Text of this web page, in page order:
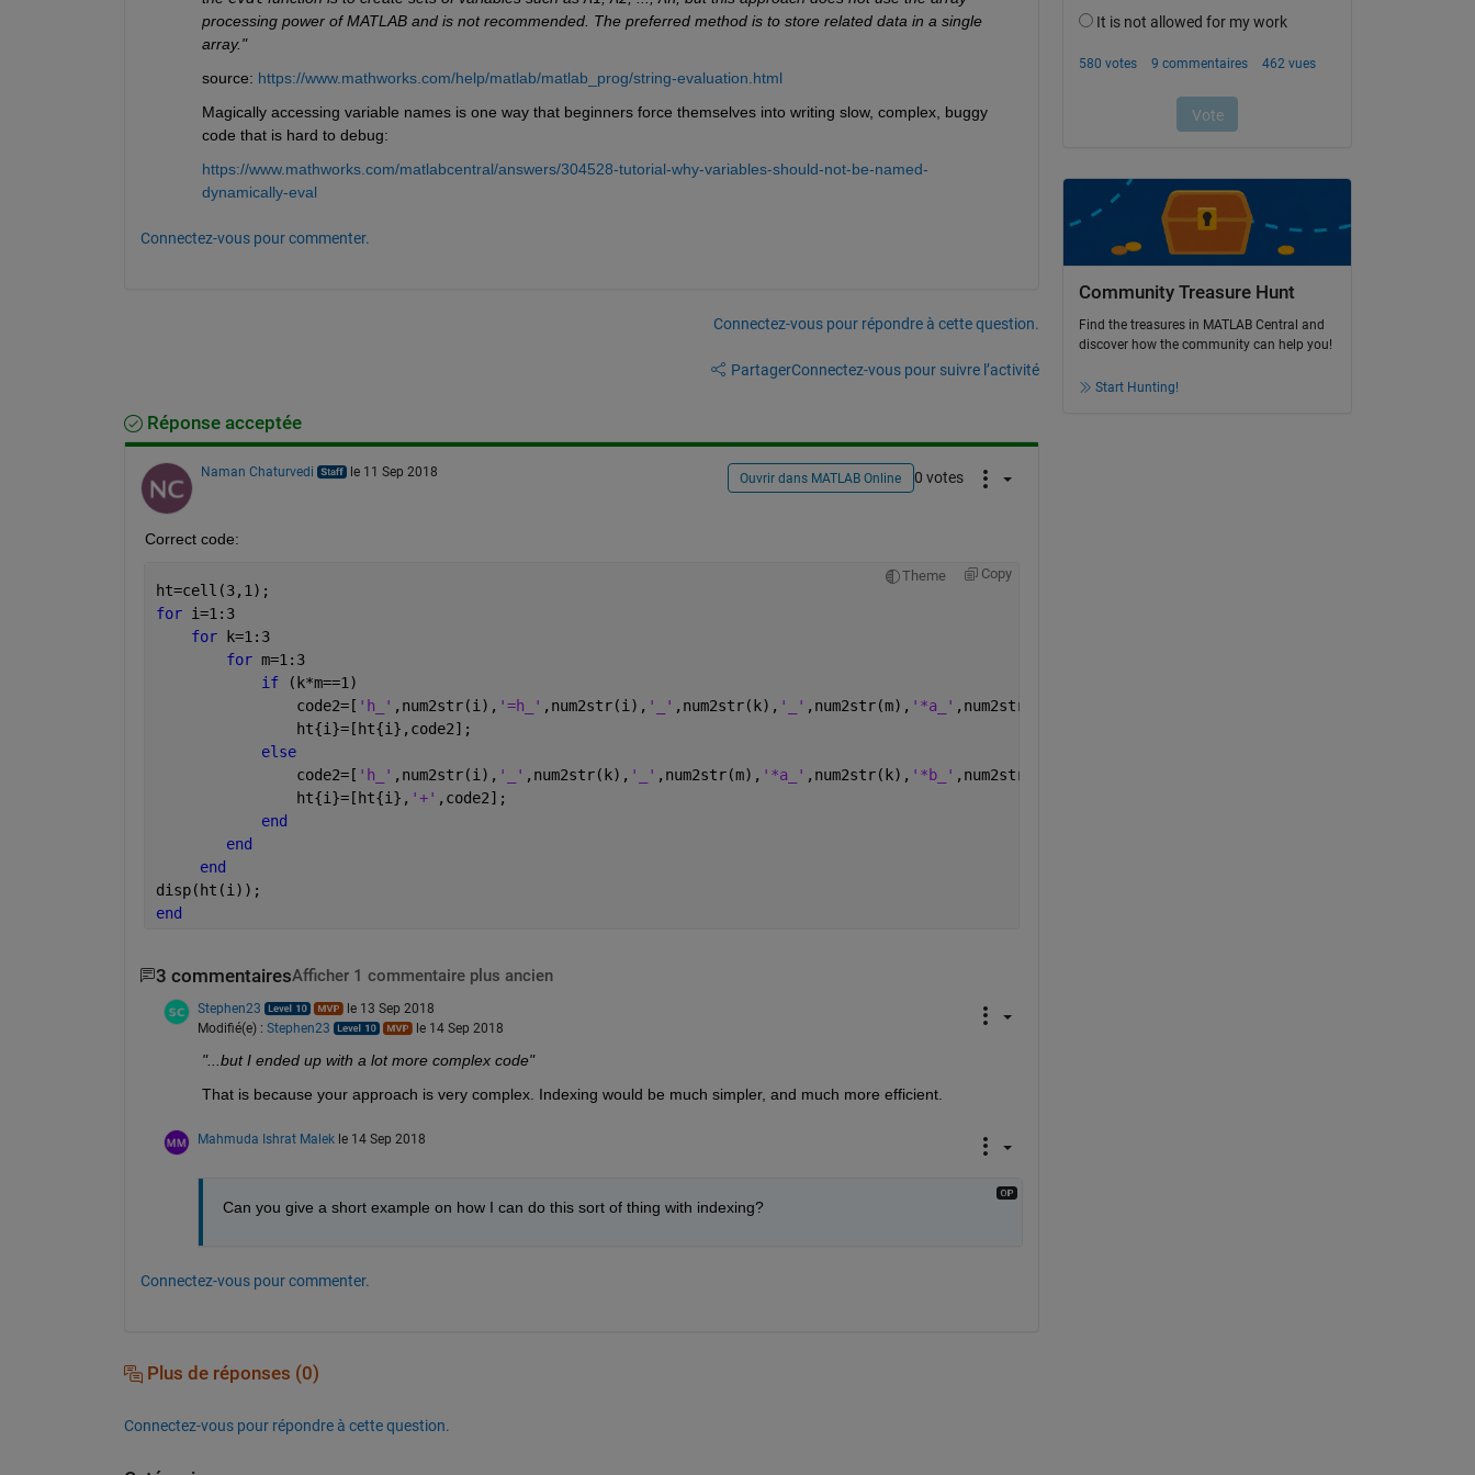
processing power of MATLAB and is not recommended. The preferred method is to store related data in a single
array."
source: https://www.mathworks.com/help/matlab/matlab_prog/string-evaluation.html
Magically accessing variable names is one way that beginners force themselves into writing slow, complex, buggy
code that is hard to debug:
https://www.mathworks.com/matlabcentral/answers/304528-tutorial-why-variables-should-not-be-named-
dynamically-eval
Connectez-vous pour commenter.
Connectez-vous pour répondre à cette question.
PartagerConnectez-vous pour suivre l’activité
Réponse acceptée
Naman Chaturvedi le 11 Sep 2018 Ouvrir dans MATLAB Online 0 votes
Correct code:
Theme Copy
ht=cell(3,1);
for i=1:3
for
k=1:3
for m=1:3
if
(k*m==1)
                code2=[
'h_' ,num2str(i), '=h_' ,num2str(i), '_' ,num2str(k), '_' ,num2str(m), '*a_' ,num2str(k),
                ht{i}=[ht{i},code2];
else
                code2=[
'h_' ,num2str(i), '_' ,num2str(k), '_' ,num2str(m), '*a_' ,num2str(k), '*b_' ,num2str(m)];
                ht{i}=[ht{i},
'+' ,code2];
end
end
end
disp(ht(i));
end
3 commentairesAfficher 1 commentaire plus ancien
Stephen23
le 13 Sep 2018
Modifié(e) : Stephen23 le 14 Sep 2018
"...but I ended up with a lot more complex code"
That is because your approach is very complex. Indexing would be much simpler, and much more efficient.
Mahmuda Ishrat Malek le 14 Sep 2018
Can you give a short example on how I can do this sort of thing with indexing?
Connectez-vous pour commenter.
Plus de réponses (0)
Connectez-vous pour répondre à cette question.
Community Treasure Hunt
Find the treasures in MATLAB Central and
discover how the community can help you!
Start Hunting!